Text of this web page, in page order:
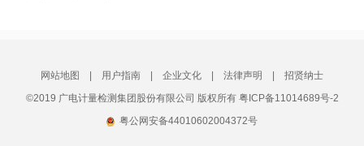
网站地图 | 用户指南 | 企业文化 | 法律声明 |
招贤纳士
©2019 广电计量检测集团股份有限公司 版权所有 粤ICP备11014689号-2
粤公网安备44010602004372号